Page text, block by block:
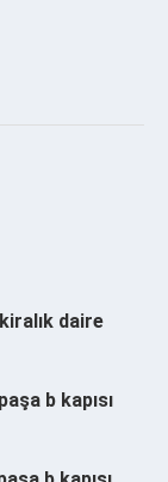
daire
b kapısı